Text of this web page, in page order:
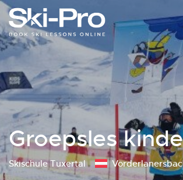
Groepsles
Skischule Tuxertal